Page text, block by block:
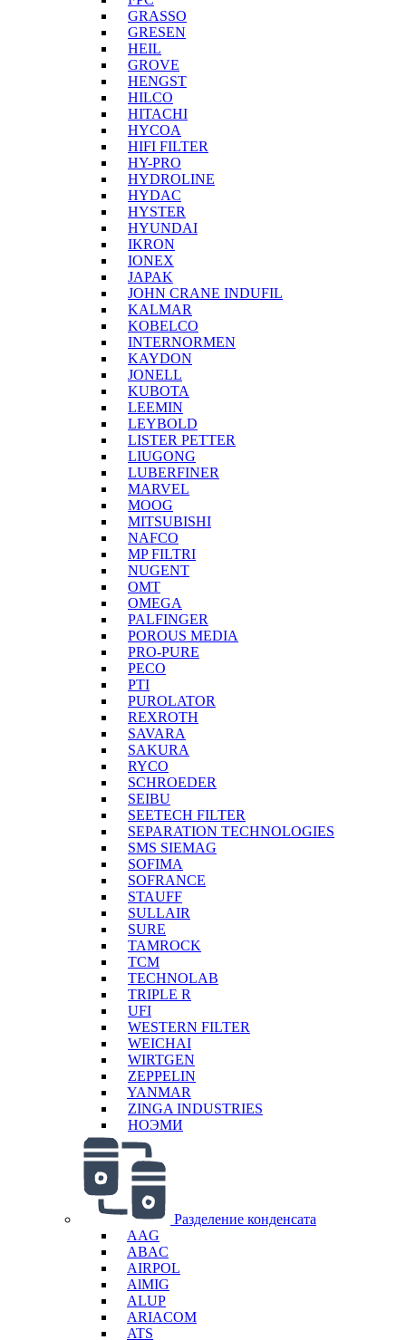
GRASSO
GRESEN
HEIL
GROVE
HENGST
HILCO
HITACHI
HYCOA
HIFI FILTER
HY-PRO
HYDROLINE
HYDAC
HYSTER
HYUNDAI
IKRON
IONEX
JAPAK
JOHN CRANE INDUFIL
KALMAR
KOBELCO
INTERNORMEN
KAYDON
JONELL
KUBOTA
LEEMIN
LEYBOLD
LISTER PETTER
LIUGONG
LUBERFINER
MARVEL
MOOG
MITSUBISHI
NAFCO
MP FILTRI
NUGENT
OMT
OMEGA
PALFINGER
POROUS MEDIA
PRO-PURE
PECO
PTI
PUROLATOR
REXROTH
SAVARA
SAKURA
RYCO
SCHROEDER
SEIBU
SEETECH FILTER
SEPARATION TECHNOLOGIES
SMS SIEMAG
SOFIMA
SOFRANCE
STAUFF
SULLAIR
SURE
TAMROCK
TCM
TECHNOLAB
TRIPLE R
UFI
WESTERN FILTER
WEICHAI
WIRTGEN
ZEPPELIN
YANMAR
ZINGA INDUSTRIES
НОЭМИ
Разделение конденсата
AAG
ABAC
AIRPOL
AlMIG
ALUP
ARIACOM
ATS